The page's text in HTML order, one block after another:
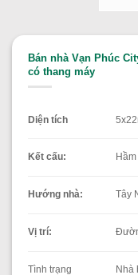
Bán nhà Vạn Phúc
có thang máy
Diện tích
Kết cấu:
Hướng nhà: Tây
Vị trí:
Tình trạng Nhà